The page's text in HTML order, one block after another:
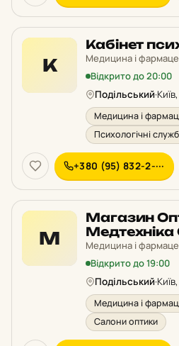
К
Кабінет
Медицина і
Відкрито до 20:00
Подільський·
Медицина і
Психологічні
+380 (95) 832-2-···
М
Магазин
Медтехніка
Медицина і
Відкрито до 19:00
Подільський·
Медицина і
Салони оптики